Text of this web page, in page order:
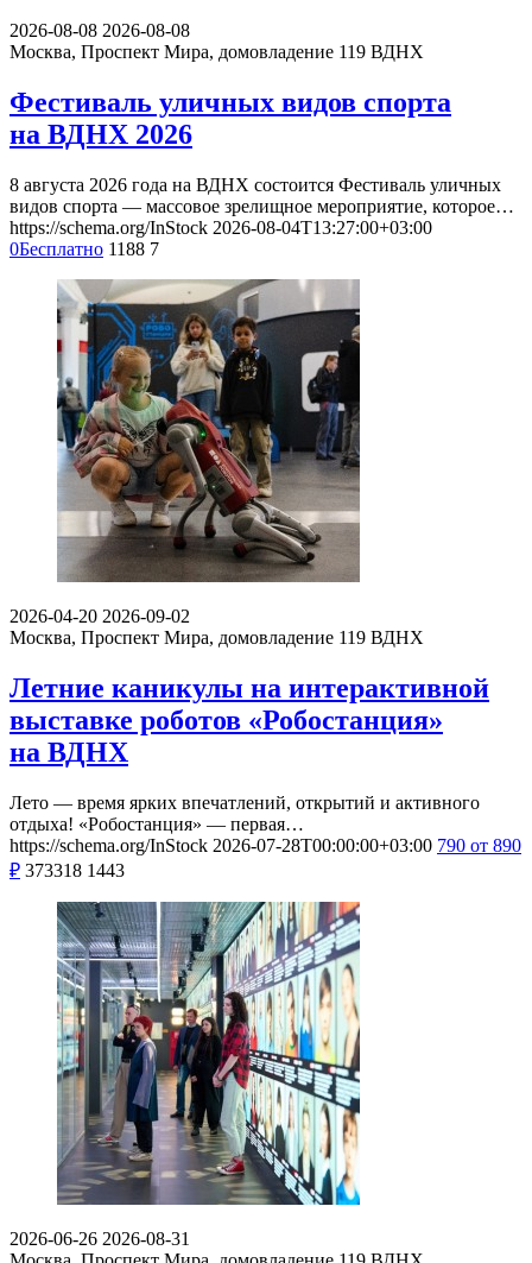
2026-08-08 2026-08-08
Москва, Проспект Мира, домовладение 119 ВДНХ
Фестиваль уличных видов спорта
на ВДНХ 2026
8 августа 2026 года на ВДНХ состоится Фестиваль уличных
видов спорта — массовое зрелищное мероприятие, которое…
https://schema.org/InStock 2026-08-04T13:27:00+03:00
0Бесплатно 1188 7
2026-04-20 2026-09-02
Москва, Проспект Мира, домовладение 119 ВДНХ
Летние каникулы на интерактивной
выставке роботов «Робостанция»
на ВДНХ
Лето — время ярких впечатлений, открытий и активного
отдыха! «Робостанция» — первая…
https://schema.org/InStock 2026-07-28T00:00:00+03:00 790 от 890
₽ 373318 1443
2026-06-26 2026-08-31